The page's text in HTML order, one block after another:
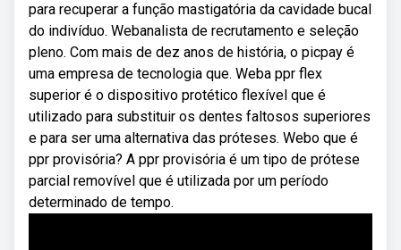
para recuperar a função mastigatória da cavidade bucal
do indivíduo. Webanalista de recrutamento e seleção
pleno. Com mais de dez anos de história, o picpay é
uma empresa de tecnologia que. Weba ppr flex
superior é o dispositivo protético flexível que é
utilizado para substituir os dentes faltosos superiores
e para ser uma alternativa das próteses. Webo que é
ppr provisória? A ppr provisória é um tipo de prótese
parcial removível que é utilizada por um período
determinado de tempo.